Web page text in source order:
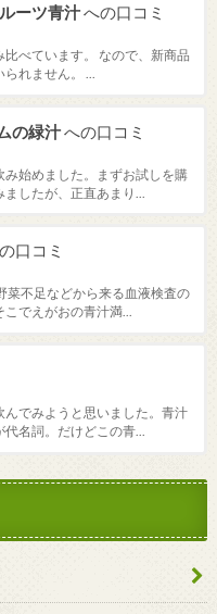
ーツ青汁への口コミ
べています。 なので、新商品
れません。 ...
の緑汁への口コミ
始めました。まずお試しを購
したが、正直あまり...
口コミ
菜不足などから来る血液検査の
でえがおの青汁満...
でみようと思いました。青汁
名詞。だけどこの青...